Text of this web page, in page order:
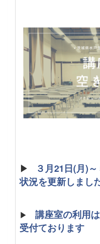
▶
３月21日(月)
状況を更新しまし
▶ 講座室の利用
受付ております